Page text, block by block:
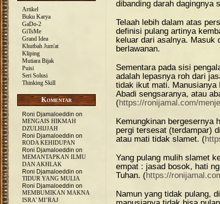
Artikel
Buku Karya
GaDo-2
GiTsMe
Grand Idea
Khutbah Jum'at
Kliping
Mutiara Bijak
Puisi
Seri Solusi
Thinking Skill
Komentar
Roni Djamaloeddin on
MENGAIS HIKMAH
DZULHIJJAH
Roni Djamaloeddin on
RODA KEHIDUPAN
Roni Djamaloeddin on
MEMANTAPKAN ILMU
DAN AKHLAK
Roni Djamaloeddin on
TIDUR YANG MULIA
Roni Djamaloeddin on
MEMBUMIKAN MAKNA
ISRA’ MI’RAJ
dibanding darah dagingnya
Telaah lebih dalam atas
definisi pulang artinya
keluar dari asalnya. Masuk
berlawanan.
Sementara pada sisi
adalah lepasnya roh dari
tidak ikut mati. Manusianya
Abadi sengsaranya, atau
(https://ronijamal.com/
Kemungkinan bergesernya
pergi tersesat (terdampar)
atau mati tidak slamet. (
Yang pulang mulih slamet
empat : jasad bosok, hati
Tuhan. (https://
Namun yang tidak pulang,